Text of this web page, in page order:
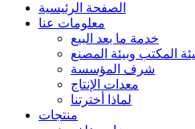
الصفحة الرئيسية
معلومات عنا
خدمة ما بعد البيع
المكتب وبيئة المصنع
شرف المؤسسة
معدات الإنتاج
لماذا أخترتنا
منتجات